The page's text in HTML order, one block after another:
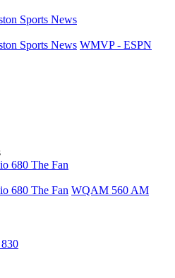
Sports News
Sports News WMVP - ESPN
680 The Fan
680 The Fan WQAM 560 AM